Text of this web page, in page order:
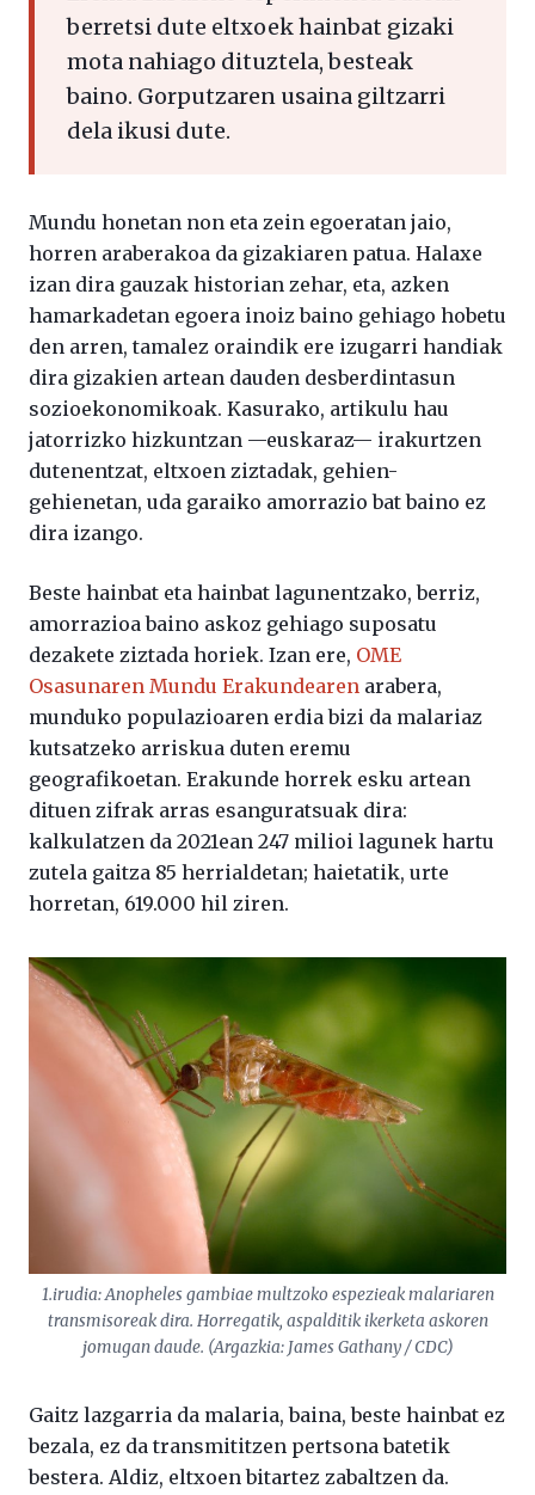
berretsi dute eltxoek hainbat gizaki
mota nahiago dituztela, besteak
baino. Gorputzaren usaina giltzarri
dela ikusi dute.
Mundu honetan non eta zein egoeratan jaio,
horren araberakoa da gizakiaren patua. Halaxe
izan dira gauzak historian zehar, eta, azken
hamarkadetan egoera inoiz baino gehiago hobetu
den arren, tamalez oraindik ere izugarri handiak
dira gizakien artean dauden desberdintasun
sozioekonomikoak. Kasurako, artikulu hau
jatorrizko hizkuntzan —euskaraz— irakurtzen
dutenentzat, eltxoen ziztadak, gehien-
gehienetan, uda garaiko amorrazio bat baino ez
dira izango.
Beste hainbat eta hainbat lagunentzako, berriz,
amorrazioa baino askoz gehiago suposatu
dezakete ziztada horiek. Izan ere, OME
Osasunaren Mundu Erakundearen arabera,
munduko populazioaren erdia bizi da malariaz
kutsatzeko arriskua duten eremu
geografikoetan. Erakunde horrek esku artean
dituen zifrak arras esanguratsuak dira:
kalkulatzen da 2021ean 247 milioi lagunek hartu
zutela gaitza 85 herrialdetan; haietatik, urte
horretan, 619.000 hil ziren.
1.irudia:Anopheles gambiaemultzoko espezieak malariaren
transmisoreak dira. Horregatik, aspalditik ikerketa askoren
jomugan daude. (Argazkia: James Gathany / CDC)
Gaitz lazgarria da malaria, baina, beste hainbat ez
bezala, ez da transmititzen pertsona batetik
bestera. Aldiz, eltxoen bitartez zabaltzen da.